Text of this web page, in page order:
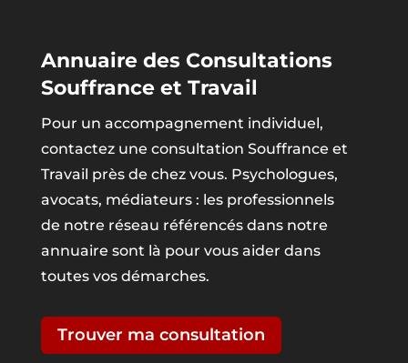
Annuaire des Consultations
Souffrance et Travail
Pour un accompagnement individuel,
contactez une consultation Souffrance et
Travail près de chez vous. Psychologues,
avocats, médiateurs : les professionnels
de notre réseau référencés dans notre
annuaire sont là pour vous aider dans
toutes vos démarches.
Trouver ma consultation